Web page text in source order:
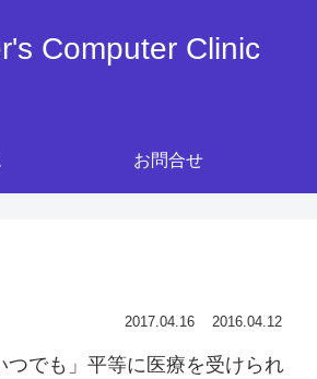
Computer Clinic
お問合せ
2017.04.16 2016.04.12
でも」平等に医療を受けられ